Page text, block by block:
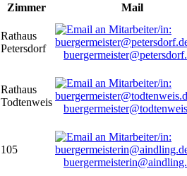
Zimmer Mail
Rathaus
Petersdorf
Rathaus
Todtenweis
105